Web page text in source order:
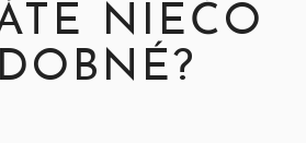
NIEČO